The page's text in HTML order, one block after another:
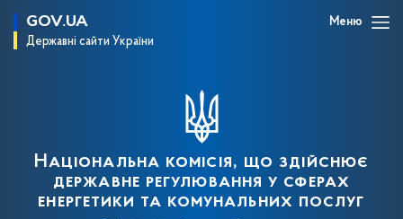
GOV.UA
Державні сайти України
Меню
Національна комісія, що здійснює
державне регулювання у сферах
енергетики та комунальних послуг